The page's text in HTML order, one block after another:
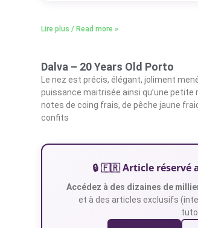
Lire plus / Read more »
Dalva – 20 Years Old Porto
Le nez est précis, élégant, joliment
puissance maitrisée ainsi qu’une petite
notes de coing frais, de pêche jaune
confits
🔒 🇫🇷 Article réservé
Accédez à des dizaines de
et à des articles exclusifs